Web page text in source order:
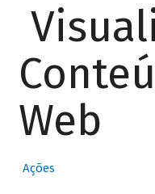
Web
Ações